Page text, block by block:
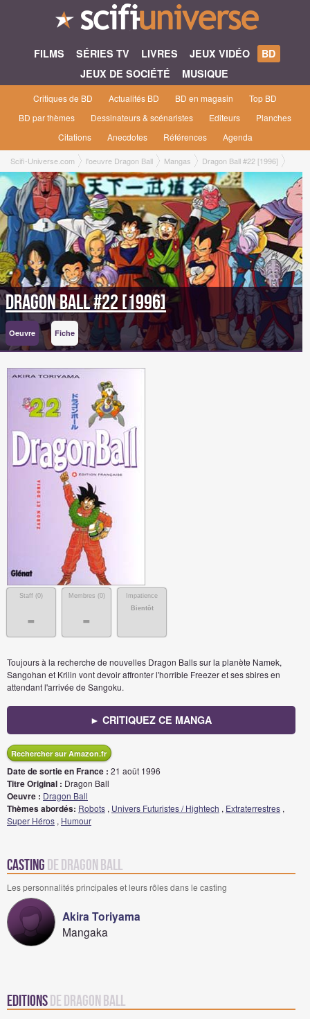
FILMS SÉRIES TV LIVRES JEUX VIDÉO
BD
JEUX DE SOCIÉTÉ
MUSIQUE
Critiques de BD Actualités BD BD en magasin
Top BD
BD par thèmes
Dessinateurs & scénaristes Editeurs
Planches
Citations
Anecdotes Références Agenda
Scifi-Universe.com l'oeuvre Dragon Ball Mangas Dragon Ball #22 [1996]
Dragon Ball #22 [1996]
Oeuvre Fiche
Staff (0)
-
Membres (0)
-
Impatience
Bientôt
Toujours à la recherche de nouvelles Dragon Balls sur la planète Namek,
Sangohan et Krilin vont devoir affronter l'horrible Freezer et ses sbires en
attendant l'arrivée de Sangoku.
► CRITIQUEZ CE MANGA
Rechercher sur Amazon.fr
Date de sortie en France : 21 août 1996
Titre Original : Dragon Ball
Oeuvre : Dragon Ball
Thèmes abordés: Robots , Univers Futuristes / Hightech , Extraterrestres ,
Super Héros , Humour
Casting de Dragon Ball
Les personnalités principales et leurs rôles dans le casting
Akira Toriyama
Mangaka
Editionsde Dragon Ball